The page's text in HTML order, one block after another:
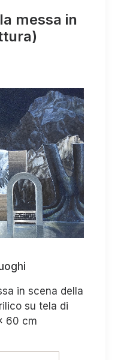
messa in
in scena della
su tela di
60 cm